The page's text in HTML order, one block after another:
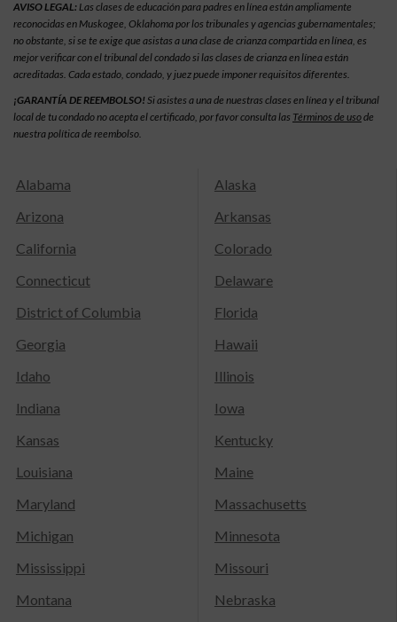
AVISO LEGAL:Las clases de educación para padres en línea están ampliamente
reconocidas en Muskogee, Oklahoma por los tribunales y agencias gubernamentales;
no obstante, si se te exige que asistas a una clase de crianza compartida en línea, es
mejor verificar con el tribunal del condado si las clases de crianza en línea están
acreditadas. Cada estado, condado, y juez puede imponer requisitos diferentes.
¡GARANTÍA DE REEMBOLSO! Si asistes a una de nuestras clases en línea y el tribunal
local de tu condado no acepta el certificado, por favor consulta las Términos de usode
nuestra política de reembolso.
Alabama
Alaska
Arizona
Arkansas
California
Colorado
Connecticut
Delaware
District of Columbia
Florida
Georgia
Hawaii
Idaho
Illinois
Indiana
Iowa
Kansas
Kentucky
Louisiana
Maine
Maryland
Massachusetts
Michigan
Minnesota
Mississippi
Missouri
Montana
Nebraska